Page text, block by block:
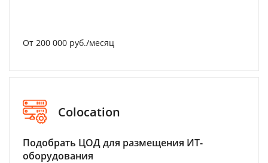
От 200 000 руб./месяц
Colocation
Подобрать ЦОД для размещения ИТ-
оборудования